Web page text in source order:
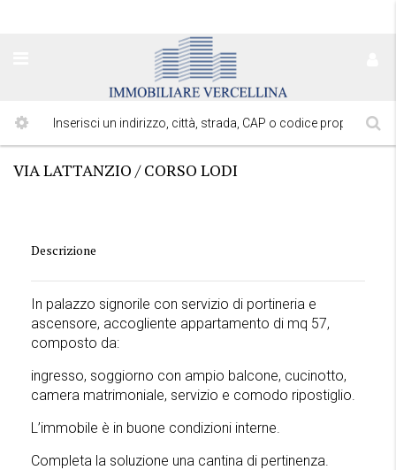
VIA LATTANZIO / CORSO LODI
Descrizione
In palazzo signorile con servizio di portineria e
ascensore, accogliente appartamento di mq 57,
composto da:
ingresso, soggiorno con ampio balcone, cucinotto,
camera matrimoniale, servizio e comodo ripostiglio.
L’immobile è in buone condizioni interne.
Completa la soluzione una cantina di pertinenza.